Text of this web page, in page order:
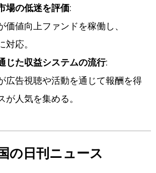
場の低迷を評価:
価値向上ファンドを稼働し、
応。
じた収益システムの流行:
広告視聴や活動を通じて報酬を得
が人気を集める。
の日刊ニュース